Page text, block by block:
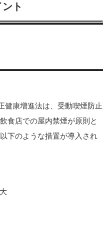
ト
健康増進法は、受動喫煙防止
食店での屋内禁煙が原則と
下のような措置が導入され